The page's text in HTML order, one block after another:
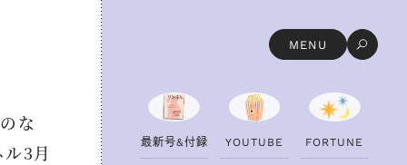
MENU
な
ル3月
最新号&付録 YOUTU B E FORTU N E